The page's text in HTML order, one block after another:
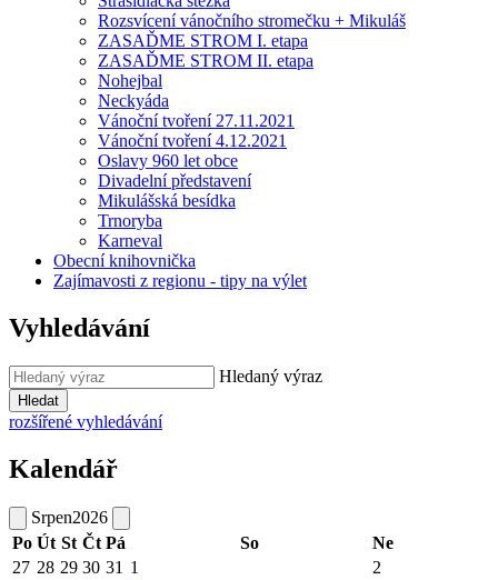
Rozsvícení vánočního stromečku + Mikuláš
ZASAĎME STROM I. etapa
ZASAĎME STROM II. etapa
Nohejbal
Neckyáda
Vánoční tvoření 27.11.2021
Vánoční tvoření 4.12.2021
Oslavy 960 let obce
Divadelní představení
Mikulášská besídka
Trnoryba
Karneval
Obecní knihovnička
Zajímavosti z regionu - tipy na výlet
Vyhledávání
Hledaný výraz
Hledat
rozšířené vyhledávání
Kalendář
Srpen2026
Po Út St Čt Pá So
Ne
27 28 29 30 31 1 2